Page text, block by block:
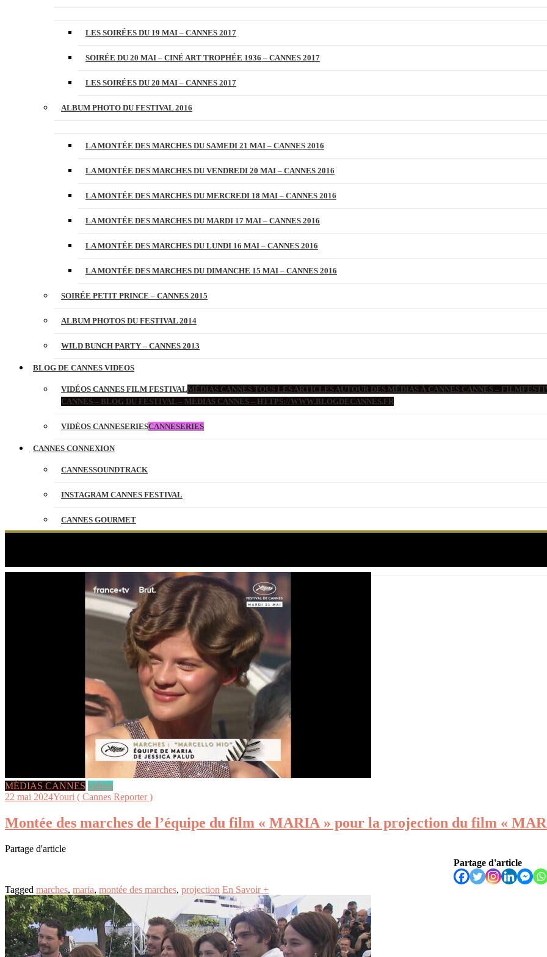
LES SOIRÉES DU 19 MAI – CANNES 2017
SOIRÉE DU 20 MAI – CINÉ ART TROPHÉE 1936 – CANNES 2017
LES SOIRÉES DU 20 MAI – CANNES 2017
ALBUM PHOTO DU FESTIVAL 2016
LA MONTÉE DES MARCHES DU SAMEDI 21 MAI – CANNES 2016
LA MONTÉE DES MARCHES DU VENDREDI 20 MAI – CANNES 2016
LA MONTÉE DES MARCHES DU MERCREDI 18 MAI – CANNES 2016
LA MONTÉE DES MARCHES DU MARDI 17 MAI – CANNES 2016
LA MONTÉE DES MARCHES DU LUNDI 16 MAI – CANNES 2016
LA MONTÉE DES MARCHES DU DIMANCHE 15 MAI – CANNES 2016
SOIRÉE PETIT PRINCE – CANNES 2015
ALBUM PHOTOS DU FESTIVAL 2014
WILD BUNCH PARTY – CANNES 2013
BLOG DE CANNES VIDEOS
VIDÉOS CANNES FILM FESTIVALMÉDIAS CANNES TOUS LES ARTICLES AUTOUR DES MÉDIAS À CANNES CANNES –
CANNES – BLOG DU FESTIVAL – MEDIAS CANNES – HTTPS://WWW.BLOGDECANNES.FR
VIDÉOS CANNESERIESCANNESERIES
CANNES CONNEXION
CANNESSOUNDTRACK
INSTAGRAM CANNES FESTIVAL
CANNES GOURMET
MÉDIAS CANNES videos
22 mai 2024Youri ( Cannes Reporter )
Montée des marches de l’équipe du film « MARIA » pour la projection du film «
Partage d'article
Partage d'article
Tagged marches, maria, montée des marches, projection En Savoir +